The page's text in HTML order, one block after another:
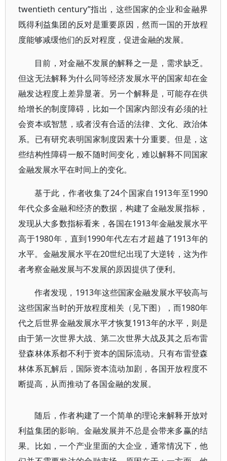
twentieth century”指出，这些国家的企业和金融界
既得利益集团的反对是重要原因，然而一国的开放程
度能够减缓他们的反对程度，促进金融的发展。
目前，对金融不发展的解释之一是，需求缺乏。
但这无法解释为什么同等经济发展水平的国家却在金
融发达程度上差异显著。另一个解释是，可能存在供
给增长的制度障碍，比如一个国家内部没有必须的社
会资本或智慧，或者没有合适的法律、文化、政治体
系。已有研究表明国家制度因素十分重要。但是，这
些结构性障碍一般不随时间变化，难以解释不同国家
金融发展水平在时间上的变化。
基于此，作者收集了24个国家自1913年至1990
年代众多金融和经济的数据，构建了金融发展指标，
发现从大多数指标看来，各国在1913年金融发展水平
高于1980年，直到1990年代左右才超越了1913年的
水平。金融发展水平在20世纪出现了大逆转，这为作
者考察金融发展与不发展的原因提供了便利。
作者发现，1913年这些国家金融发展水平较高与
这些国家当时的开放程度相关（见下图），而1980年
代之后世界金融发展水平才恢复1913年的水平，则是
由于第一次世界大战、第二次世界大战及其之后布雷
登森林体系都不利于资本的国际流动。只有布雷登森
林体系瓦解后，国际资本流动加剧，各国开放程度不
断提高，从而推动了各国金融的发展。
随后，作者构建了一个简单的理论来解释开放对
利益集团的影响。金融发展并不总是会带来多赢的结
果。比如，一个产业里面的大企业，通常情况下，他